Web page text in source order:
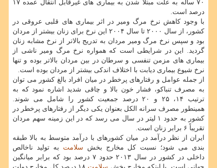
۷۰ ساله به علت مبتلا شدن به بیماری های غیرقابل انتقال عمده ۱۷
درصد است.
با وجود كاهش نرخ مرگ ومیر در اثر بیماری های قلبی عروقی در
كشور، از سال ۲۰۰۰ تا سال ۲۰۰۴ این نرخ برای زنان بیشتر از مردان
بود و سپس نرخ مرگ ومیر مردان به تدریج بالاتر از نرخ مشابه زنان
گردید. این در شرایطی است كه همواره نرخ مرگ ومیر ناشی از
بیماری های مزمن تنفسی و سرطان در بین مردان بالاتر بوده و تنها
نرخ شیوع بیماری دیابت با اختلاف اندكی بیشتر از مردان بوده است.
از جمله عوامل و رفتارهای پرخطر در میان افراد بالغ كشور می توان
به مصرف تنباكو، فشار خون بالا و چاقی شدید اشاره نمود كه به
ترتیب ۱۴، ۲۵ و ۲۰ درصد جمعیت كشور را شامل می شوند.
همینطور مصرف سرانه الكل بعنوان یكی دیگر از رفتارهای پرخطر در
كشور به حدود ۱ لیتر در سال می رسد كه در این زمینه سهم مردان
تقریباً ۶ برابر زنان است.
ایران از نظر درآمد در میان كشورهای با درآمد متوسط به بالا طبقه
بندی می شود؛ نسبت كل مخارج بخش سلامت به تولید ناخالص
داخلی در كشور در سال ۲۰۱۳ حدود ۷ درصد بود كه برابر میانگین